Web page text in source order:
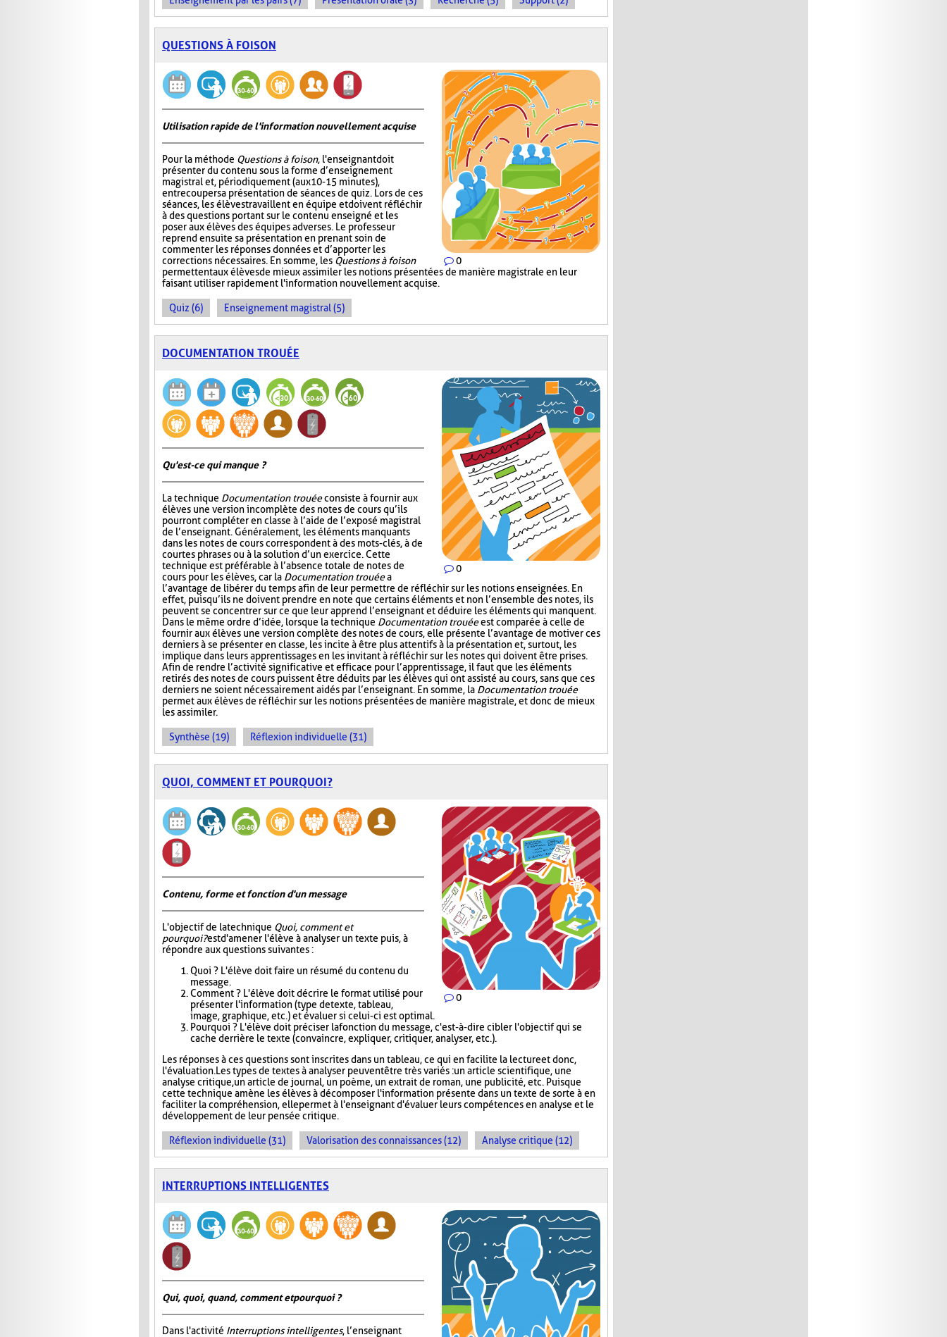
QUESTIONS À FOISON
0
Utilisation rapide de l'information nouvellement acquise
Pour la méthode Questions à foison, l'enseignant doit
présenter du contenu sous la forme d’enseignement
magistral et, périodiquement (aux 10-15 minutes),
entrecouper sa présentation de séances de quiz. Lors de ces
séances, les élèves travaillent en équipe et doivent réfléchir
à des questions portant sur le contenu enseigné et les
poser aux élèves des équipes adverses. Le professeur
reprend ensuite sa présentation en prenant soin de
commenter les réponses données et d’apporter les
corrections nécessaires. En somme, les Questions à foison
permettent aux élèves de mieux assimiler les notions présentées de manière magistrale en leur
faisant utiliser rapidement l'information nouvellement acquise.
Quiz (6) Enseignement magistral (5)
DOCUMENTATION TROUÉE
0
Qu'est-ce qui manque ?
La technique Documentation trouéeconsiste à fournir aux
élèves une version incomplète des notes de cours qu’ils
pourront compléter en classe à l’aide de l’exposé magistral
de l’enseignant. Généralement, les éléments manquants
dans les notes de cours correspondent à des mots-clés, à de
courtes phrases ou à la solution d’un exercice. Cette
technique est préférable à l’absence totale de notes de
cours pour les élèves, car la Documentation trouéea
l’avantage de libérer du temps afin de leur permettre de réfléchir sur les notions enseignées. En
effet, puisqu’ils ne doivent prendre en note que certains éléments et non l’ensemble des notes, ils
peuvent se concentrer sur ce que leur apprend l’enseignant et déduire les éléments qui manquent.
Dans le même ordre d’idée, lorsque la technique Documentation trouéeest comparée à celle de
fournir aux élèves une version complète des notes de cours, elle présente l’avantage de motiver ces
derniers à se présenter en classe, les incite à être plus attentifs à la présentation et, surtout, les
implique dans leurs apprentissages en les invitant à réfléchir sur les notes qui doivent être prises.
Afin de rendre l’activité significative et efficace pour l’apprentissage, il faut que les éléments
retirés des notes de cours puissent être déduits par les élèves qui ont assisté au cours, sans que ces
derniers ne soient nécessairement aidés par l’enseignant. En somme, la Documentation trouée
permet aux élèves de réfléchir sur les notions présentées de manière magistrale, et donc de mieux
les assimiler.
Synthèse (19) Réflexion individuelle (31)
QUOI, COMMENT ET POURQUOI?
0
Contenu, forme et fonction d'un message
L'objectif de la technique Quoi, comment et
pourquoi?est d'amener l'élève à analyser un texte puis, à
répondre aux questions suivantes :
Quoi ? L'élève doit faire un résumé du contenu du
message.
Comment ? L'élève doit décrire le format utilisé pour
présenter l'information (type de texte, tableau,
image, graphique, etc.) et évaluer si celui-ci est optimal.
Pourquoi ? L'élève doit préciser la fonction du message, c'est-à-dire cibler l'objectif qui se
cache derrière le texte (convaincre, expliquer, critiquer, analyser, etc.).
Les réponses à ces questions sont inscrites dans un tableau, ce qui en facilite la lecture et donc,
l'évaluation. Les types de textes à analyser peuvent être très variés : un article scientifique, une
analyse critique, un article de journal, un poème, un extrait de roman, une publicité, etc. Puisque
cette technique amène les élèves à décomposer l'information présente dans un texte de sorte à en
faciliter la compréhension, elle permet à l'enseignant d'évaluer leurs compétences en analyse et le
développement de leur pensée critique.
Réflexion individuelle (31) Valorisation des connaissances (12) Analyse critique (12)
INTERRUPTIONS INTELLIGENTES
Qui, quoi, quand, comment et pourquoi ?
Dans l'activité Interruptions intelligentes, l’enseignant